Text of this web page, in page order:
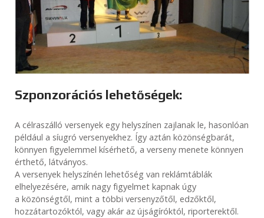
Szponzorációs lehetőségek:
A célraszálló versenyek egy helyszínen zajlanak le, hasonlóan
például a síugró versenyekhez. Így aztán közönségbarát,
könnyen figyelemmel kísérhető, a verseny menete könnyen
érthető, látványos.
A versenyek helyszínén lehetőség van reklámtáblák
elhelyezésére, amik nagy figyelmet kapnak úgy
a közönségtől, mint a többi versenyzőtől, edzőktől,
hozzátartozóktól, vagy akár az újságíróktól, riporterektől.